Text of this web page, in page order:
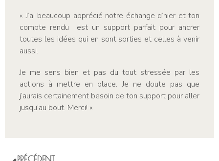
« J’ai beaucoup apprécié notre échange d’hier et ton
compte rendu est un support parfait pour ancrer
toutes les idées qui en sont sorties et celles à venir
aussi.
Je me sens bien et pas du tout stressée par les
actions à mettre en place. Je ne doute pas que
j’aurais certainement besoin de ton support pour aller
jusqu’au bout. Merci! «
PRÉCÉDENT